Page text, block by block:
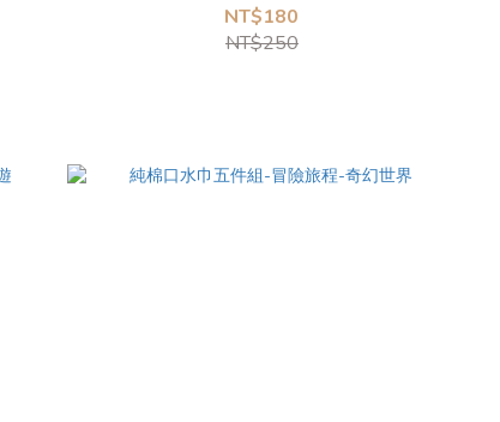
NT$180
NT$250